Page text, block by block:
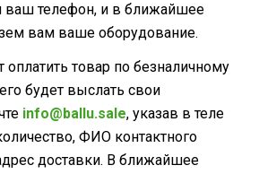
ваш телефон, и в ближайшее
вам ваше оборудование.
оплатить товар по безналичному
будет выслать свои
info@ballu.sale, указав в теле
ФИО контактного
доставки. В ближайшее